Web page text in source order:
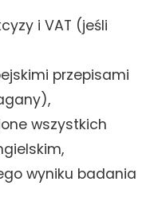
i VAT (jeśli
przepisami
wszystkich
wyniku badania